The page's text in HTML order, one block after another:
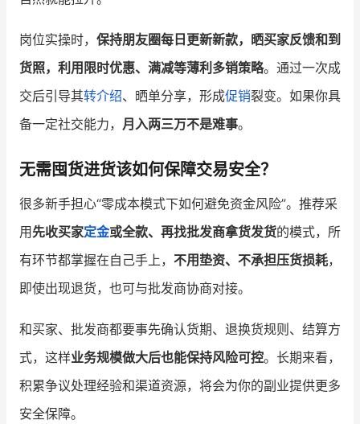
岗位实操时， 保持朋友圈每日更新新款，晒买家反馈和到
货照，利用限时优惠、满减等薄利多销策略。通过一次成
交后引导其转介绍、晒单分享，形成促销裂变。如果你具
备一定社交能力， 月入两三万不是难事。
无需囤货进货该如何保障交易安全？
很多新手担心“零成本模式下如何避免资金风险”。推荐采
用先收买家定金或全款、再找批发商拿货发货的模式，所
有环节都掌握在自己手上， 不用垫资、不承担压货损耗，
即使出现退货，也可与批发商协商对接。
和买家、批发商都要事先确认货期、退换货规则、结算方
式，这样业务规模做大后也能保持风险可控。长期来看，
积累争议处理经验和渠道资源，将会为你的副业提供更多
安全保障。